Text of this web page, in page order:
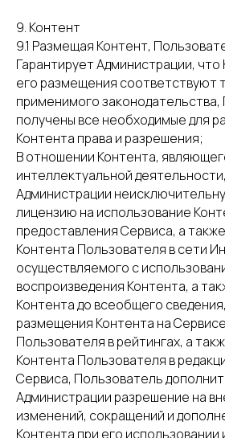
9. Контент
9.1 Размещая Контент,
Гарантирует Администрации, что
его размещения соответствуют
применимого
получены все необходимые для
Контента права и разрешения;
В отношении Контента,
интеллектуальной
Администрации
лицензию на использование
предоставления Сервиса, а
Контента Пользователя в сети
осуществляемого с
воспроизведения Контента, а
Контента до всеобщего
размещения Контента на
Пользователя в рейтингах, а
Контента Пользователя в
Сервиса, Пользователь
Администрации разрешение на
изменений, сокращений и
Контента при его